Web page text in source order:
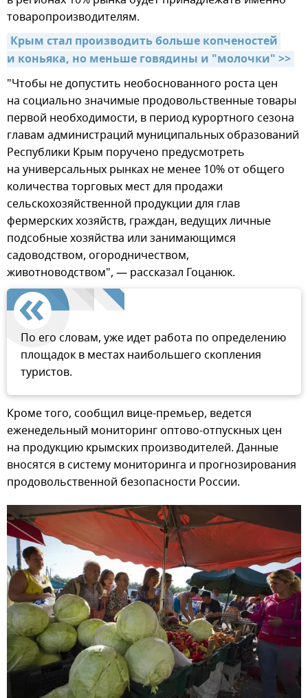
товаропроизводителям.
Крым стал производить больше копченостей
и коньяка, но меньше говядины и "молочки" >>
"Чтобы не допустить необоснованного роста цен
на социально значимые продовольственные товары
первой необходимости, в период курортного сезона
главам администраций муниципальных образований
Республики Крым поручено предусмотреть
на универсальных рынках не менее 10% от общего
количества торговых мест для продажи
сельскохозяйственной продукции для глав
фермерских хозяйств, граждан, ведущих личные
подсобные хозяйства или занимающимся
садоводством, огородничеством,
животноводством", — рассказал Гоцанюк.
По его словам, уже идет работа по определению
площадок в местах наибольшего скопления
туристов.
Кроме того, сообщил вице-премьер, ведется
еженедельный мониторинг оптово-отпускных цен
на продукцию крымских производителей. Данные
вносятся в систему мониторинга и прогнозирования
продовольственной безопасности России.